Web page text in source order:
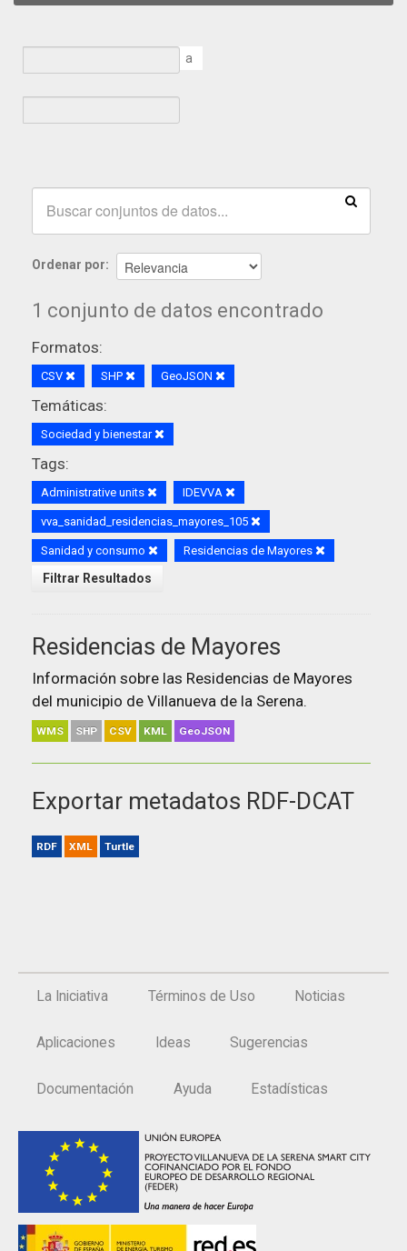
a
Ordenar por
1 conjunto de datos encontrado
Formatos:
CSV SHP GeoJSON
Temáticas:
Sociedad y bienestar
Tags:
Administrative units IDEVVA
vva_sanidad_residencias_mayores_105
Sanidad y consumo Residencias de Mayores
Filtrar Resultados
Residencias de Mayores
Información sobre las Residencias de Mayores
del municipio de Villanueva de la Serena.
WMS SHP CSV KML GeoJSON
Exportar metadatos RDF-DCAT
RDF XML Turtle
La Iniciativa Términos de Uso Noticias
Aplicaciones Ideas Sugerencias
Documentación Ayuda Estadísticas